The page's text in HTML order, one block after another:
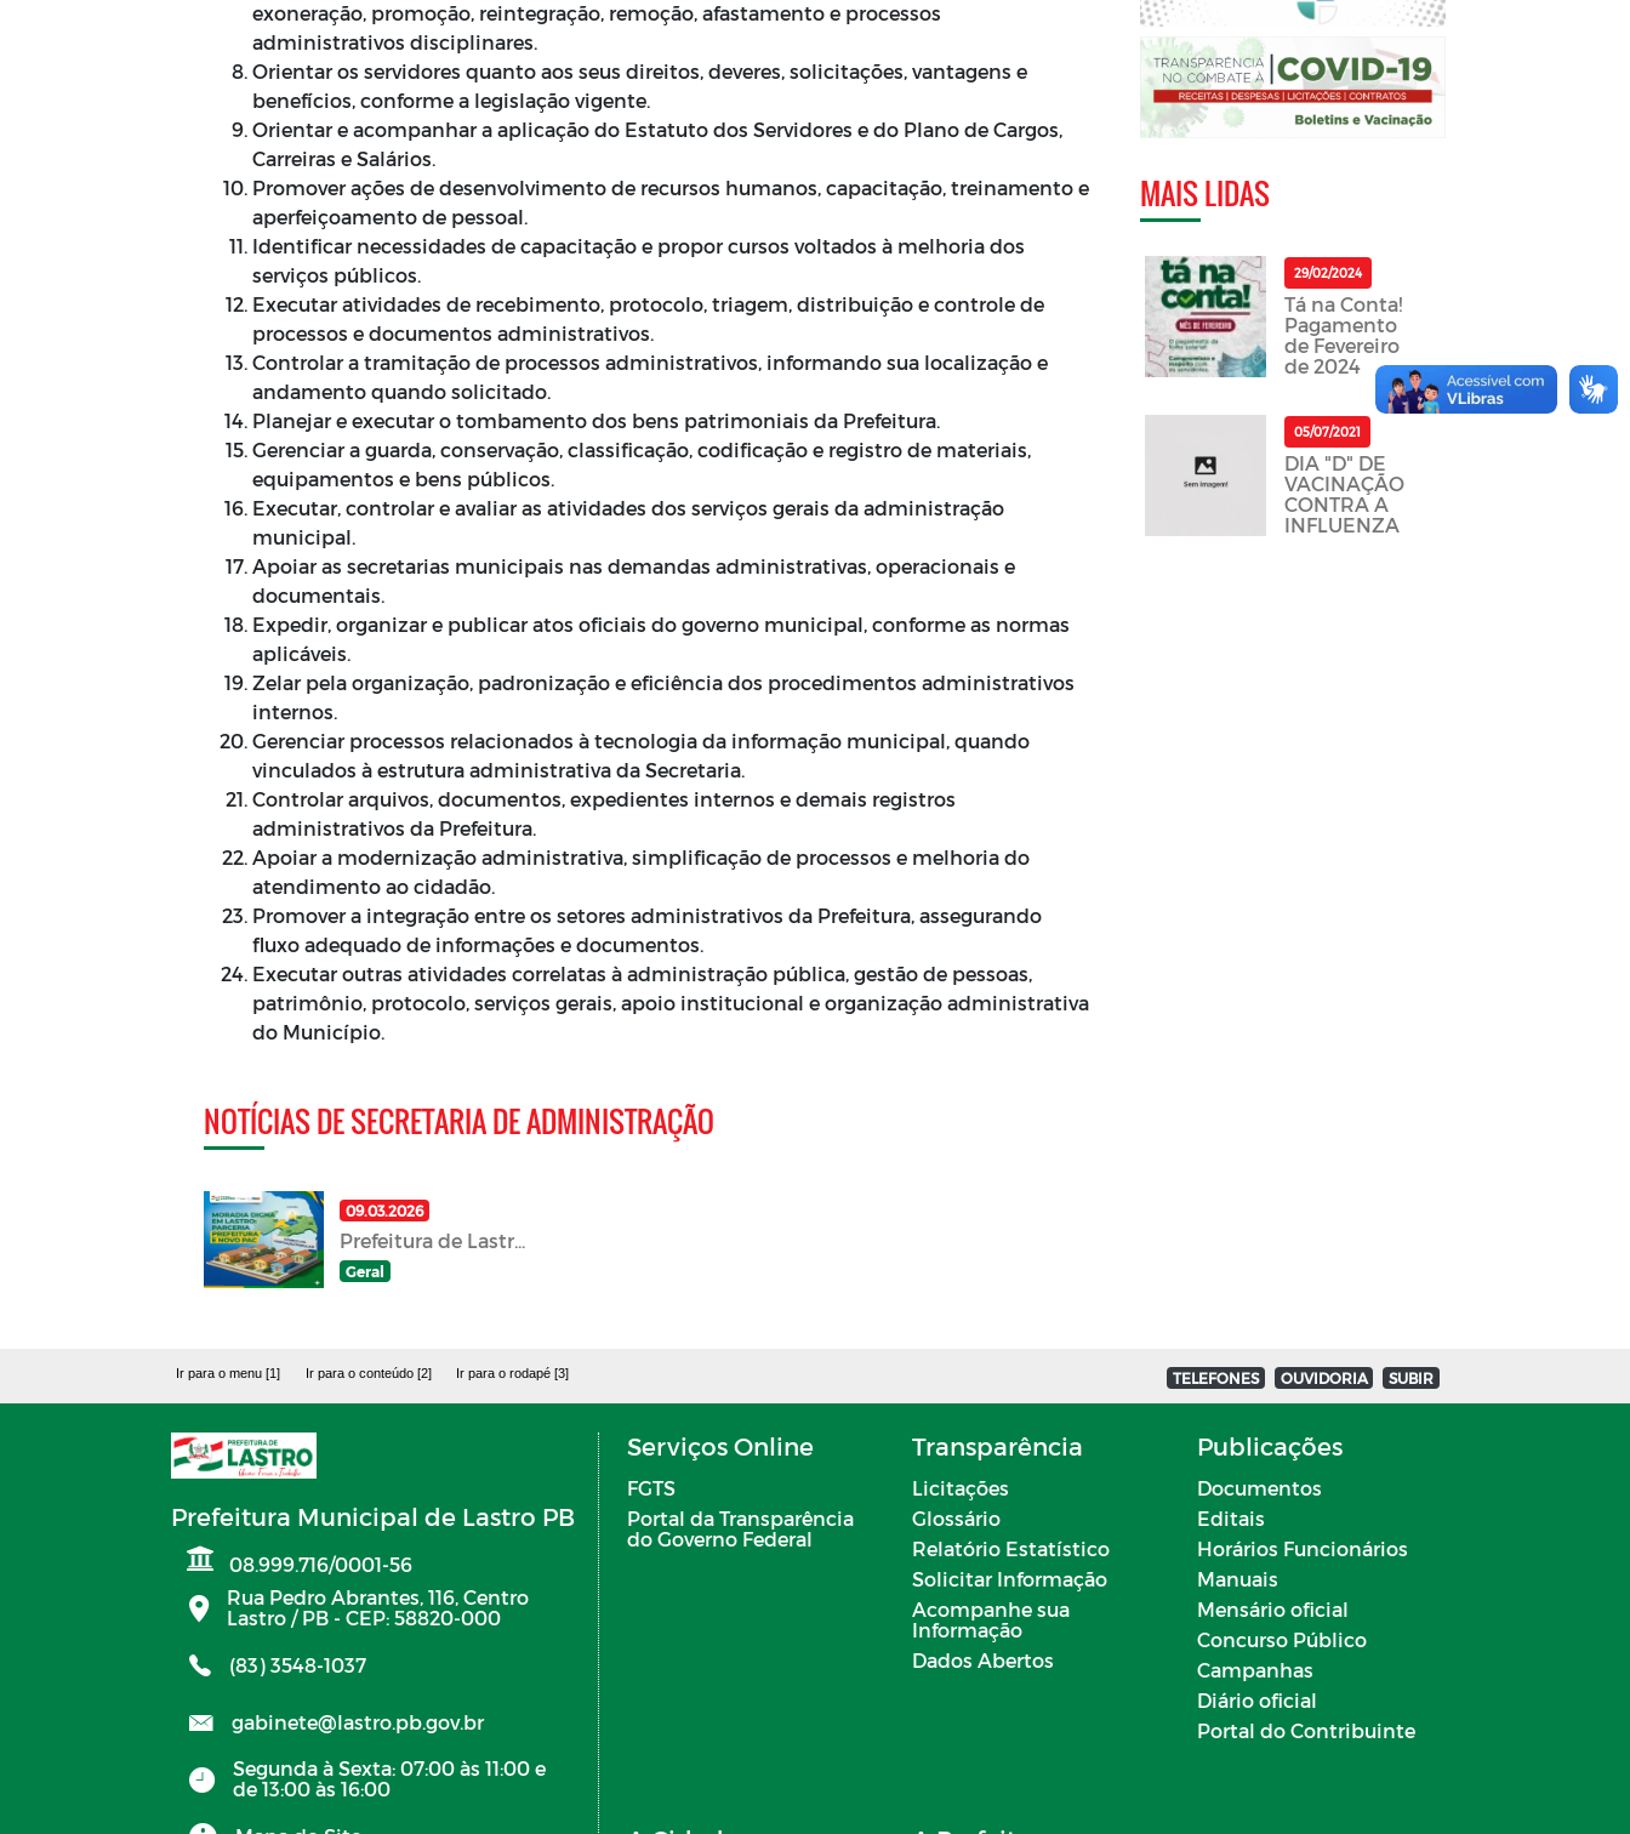
exoneração, promoção, reintegração, remoção, afastamento e processos
administrativos disciplinares.
Orientar os servidores quanto aos seus direitos, deveres, solicitações, vantagens e
benefícios, conforme a legislação vigente.
Orientar e acompanhar a aplicação do Estatuto dos Servidores e do Plano de Cargos,
Carreiras e Salários.
Promover ações de desenvolvimento de recursos humanos, capacitação, treinamento e
aperfeiçoamento de pessoal.
Identificar necessidades de capacitação e propor cursos voltados à melhoria dos
serviços públicos.
Executar atividades de recebimento, protocolo, triagem, distribuição e controle de
processos e documentos administrativos.
Controlar a tramitação de processos administrativos, informando sua localização e
andamento quando solicitado.
Planejar e executar o tombamento dos bens patrimoniais da Prefeitura.
Gerenciar a guarda, conservação, classificação, codificação e registro de materiais,
equipamentos e bens públicos.
Executar, controlar e avaliar as atividades dos serviços gerais da administração
municipal.
Apoiar as secretarias municipais nas demandas administrativas, operacionais e
documentais.
Expedir, organizar e publicar atos oficiais do governo municipal, conforme as normas
aplicáveis.
Zelar pela organização, padronização e eficiência dos procedimentos administrativos
internos.
Gerenciar processos relacionados à tecnologia da informação municipal, quando
vinculados à estrutura administrativa da Secretaria.
Controlar arquivos, documentos, expedientes internos e demais registros
administrativos da Prefeitura.
Apoiar a modernização administrativa, simplificação de processos e melhoria do
atendimento ao cidadão.
Promover a integração entre os setores administrativos da Prefeitura, assegurando
fluxo adequado de informações e documentos.
Executar outras atividades correlatas à administração pública, gestão de pessoas,
patrimônio, protocolo, serviços gerais, apoio institucional e organização administrativa
do Município.
NOTÍCIAS DE SECRETARIA DE ADMINISTRAÇÃO
09.03.2026
Prefeitura de Lastr...
Geral
MAIS LIDAS
29/02/2024
Tá na Conta!
Pagamento
de Fevereiro
de 2024
05/07/2021
DIA "D" DE
VACINAÇÃO
CONTRA A
INFLUENZA
Ir para o menu [1] Ir para o conteúdo [2] Ir para o rodapé [3] TELEFONES OUVIDORIA SUBIR
Prefeitura Municipal de Lastro PB
08.999.716/0001-56
Rua Pedro Abrantes, 116, Centro
Lastro / PB - CEP: 58820-000
(83) 3548-1037
gabinete@lastro.pb.gov.br
Segunda à Sexta: 07:00 às 11:00 e
de 13:00 às 16:00
Serviços Online
FGTS
Portal da Transparência
do Governo Federal
Transparência
Licitações
Glossário
Relatório Estatístico
Solicitar Informação
Acompanhe sua
Informação
Dados Abertos
Publicações
Documentos
Editais
Horários Funcionários
Manuais
Mensário oficial
Concurso Público
Campanhas
Diário oficial
Portal do Contribuinte